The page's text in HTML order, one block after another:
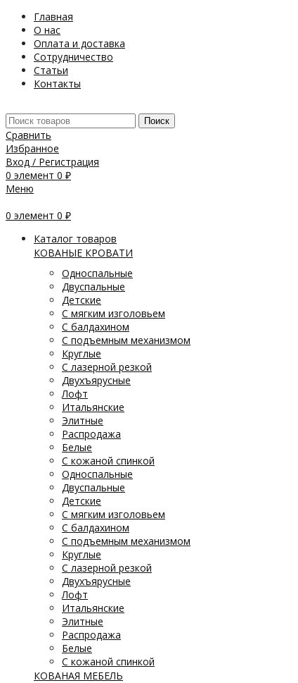
Главная
О нас
Оплата и доставка
Сотрудничество
Статьи
Контакты
Поиск
Сравнить
Избранное
Вход / Регистрация
0 элемент 0 ₽
Меню
0 элемент 0 ₽
Каталог товаров
КОВАНЫЕ КРОВАТИ
Односпальные
Двуспальные
Детские
С мягким изголовьем
С балдахином
С подъемным механизмом
Круглые
С лазерной резкой
Двухъярусные
Лофт
Итальянские
Элитные
Распродажа
Белые
С кожаной спинкой
Односпальные
Двуспальные
Детские
С мягким изголовьем
С балдахином
С подъемным механизмом
Круглые
С лазерной резкой
Двухъярусные
Лофт
Итальянские
Элитные
Распродажа
Белые
С кожаной спинкой
КОВАНАЯ МЕБЕЛЬ